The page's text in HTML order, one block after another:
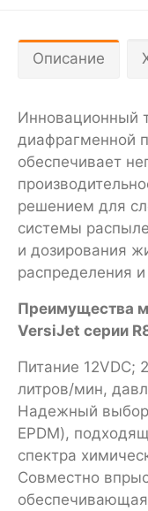
Описание
Инновационный
диафрагменной
обеспечивает
решением для
системы
и дозирования
распределения
Преимущества
VersiJet серии
Питание 12VDC;
литров/мин,
Надежный выбор
EPDM),
спектра
Совместно